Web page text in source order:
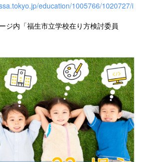
education/1005766/1020727/i
ジ内「福生市立学校在り方検討委員